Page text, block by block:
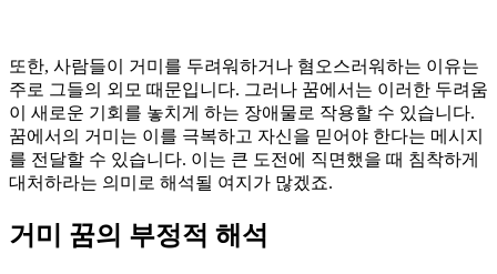
또한, 사람들이 거미를 두려워하거나 혐오스러워하는 이유는
주로 그들의 외모 때문입니다. 그러나 꿈에서는 이러한 두려움
이 새로운 기회를 놓치게 하는 장애물로 작용할 수 있습니다.
꿈에서의 거미는 이를 극복하고 자신을 믿어야 한다는 메시지
를 전달할 수 있습니다. 이는 큰 도전에 직면했을 때 침착하게
대처하라는 의미로 해석될 여지가 많겠죠.
거미 꿈의 부정적 해석